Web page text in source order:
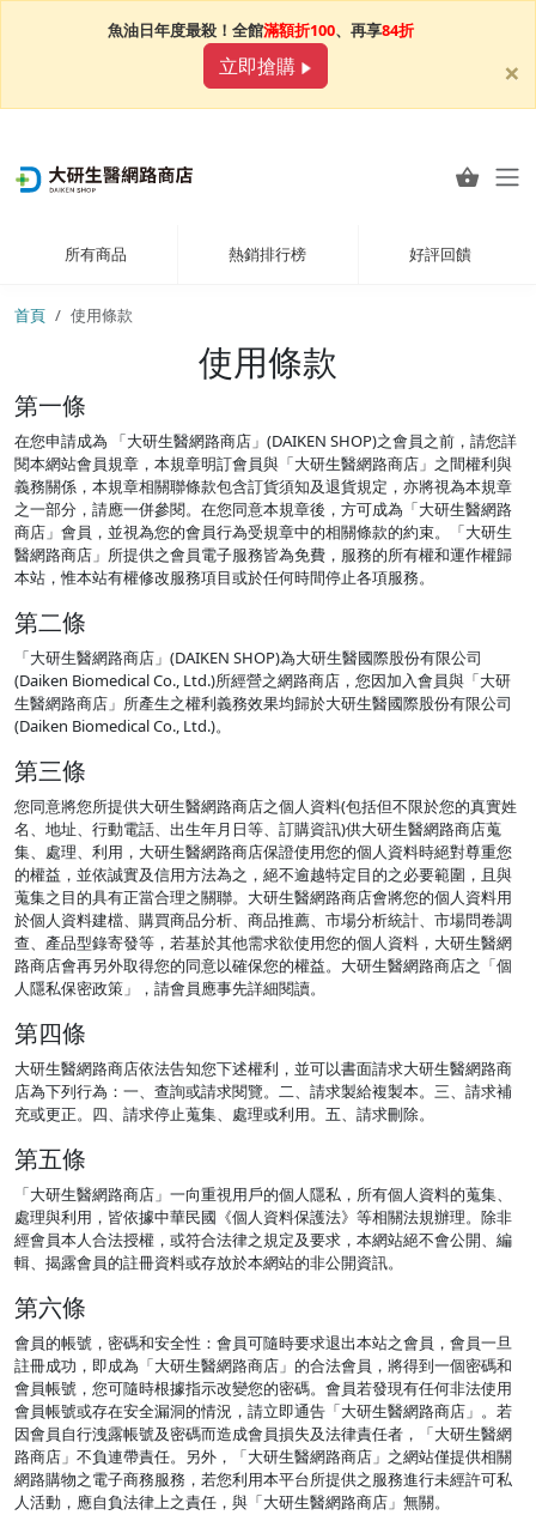
魚油日年度最殺！全館滿額折100、再享84折
立即搶購 ×
所有商品 熱銷排行榜 好評回饋
首頁 使用條款
使用條款
第一條
在您申請成為 「大研生醫網路商店」(DAIKEN SHOP)之會員之前，請您詳
閱本網站會員規章，本規章明訂會員與「大研生醫網路商店」之間權利與
義務關係，本規章相關聯條款包含訂貨須知及退貨規定，亦將視為本規章
之一部分，請應一併參閱。在您同意本規章後，方可成為「大研生醫網路
商店」會員，並視為您的會員行為受規章中的相關條款的約束。「大研生
醫網路商店」所提供之會員電子服務皆為免費，服務的所有權和運作權歸
本站，惟本站有權修改服務項目或於任何時間停止各項服務。
第二條
「大研生醫網路商店」(DAIKEN SHOP)為大研生醫國際股份有限公司
(Daiken Biomedical Co., Ltd.)所經營之網路商店，您因加入會員與「大研
生醫網路商店」所產生之權利義務效果均歸於大研生醫國際股份有限公司
(Daiken Biomedical Co., Ltd.)。
第三條
您同意將您所提供大研生醫網路商店之個人資料(包括但不限於您的真實姓
名、地址、行動電話、出生年月日等、訂購資訊)供大研生醫網路商店蒐
集、處理、利用，大研生醫網路商店保證使用您的個人資料時絕對尊重您
的權益，並依誠實及信用方法為之，絕不逾越特定目的之必要範圍，且與
蒐集之目的具有正當合理之關聯。大研生醫網路商店會將您的個人資料用
於個人資料建檔、購買商品分析、商品推薦、市場分析統計、市場問卷調
查、產品型錄寄發等，若基於其他需求欲使用您的個人資料，大研生醫網
路商店會再另外取得您的同意以確保您的權益。大研生醫網路商店之「個
人隱私保密政策」，請會員應事先詳細閱讀。
第四條
大研生醫網路商店依法告知您下述權利，並可以書面請求大研生醫網路商
店為下列行為：一、查詢或請求閱覽。二、請求製給複製本。三、請求補
充或更正。四、請求停止蒐集、處理或利用。五、請求刪除。
第五條
「大研生醫網路商店」一向重視用戶的個人隱私，所有個人資料的蒐集、
處理與利用，皆依據中華民國《個人資料保護法》等相關法規辦理。除非
經會員本人合法授權，或符合法律之規定及要求，本網站絕不會公開、編
輯、揭露會員的註冊資料或存放於本網站的非公開資訊。
第六條
會員的帳號，密碼和安全性：會員可隨時要求退出本站之會員，會員一旦
註冊成功，即成為「大研生醫網路商店」的合法會員，將得到一個密碼和
會員帳號，您可隨時根據指示改變您的密碼。會員若發現有任何非法使用
會員帳號或存在安全漏洞的情況，請立即通告「大研生醫網路商店」。若
因會員自行洩露帳號及密碼而造成會員損失及法律責任者，「大研生醫網
路商店」不負連帶責任。另外，「大研生醫網路商店」之網站僅提供相關
網路購物之電子商務服務，若您利用本平台所提供之服務進行未經許可私
人活動，應自負法律上之責任，與「大研生醫網路商店」無關。